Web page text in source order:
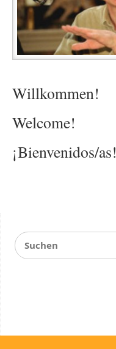
Willkommen!
Welcome!
¡Bienvenidos/as!